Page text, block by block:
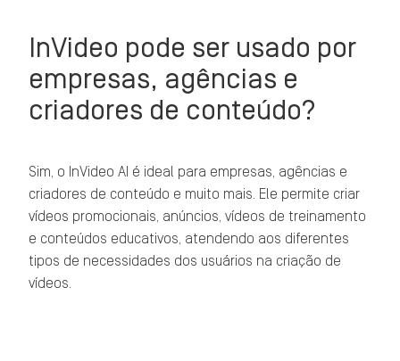
InVideo pode ser usado por
empresas, agências e
criadores de conteúdo?
Sim, o InVideo AI é ideal para empresas, agências e
criadores de conteúdo e muito mais. Ele permite criar
vídeos promocionais, anúncios, vídeos de treinamento
e conteúdos educativos, atendendo aos diferentes
tipos de necessidades dos usuários na criação de
vídeos.